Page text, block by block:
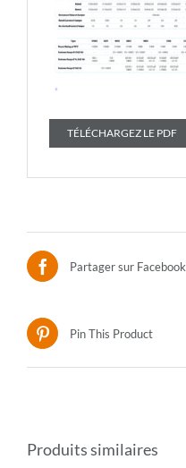
TÉLÉCHARGEZ LE PDF
Partager sur Facebook
Pin This Product
Produits similaires